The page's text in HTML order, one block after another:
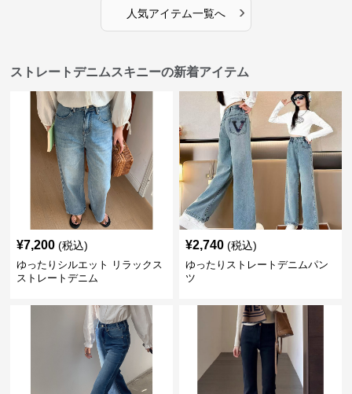
人気アイテム一覧へ ›
ストレートデニムスキニーの新着アイテム
¥7,200 (税込)
ゆったりシルエット リラックス
ストレートデニム
¥2,740 (税込)
ゆったりストレートデニムパン
ツ